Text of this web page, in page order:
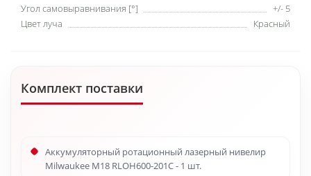
Угол самовыравнивания [°]
+/- 5
Цвет луча
Красный
Комплект поставки
Аккумуляторный ротационный лазерный нивелир
Milwaukee M18 RLOH600-201C - 1 шт.